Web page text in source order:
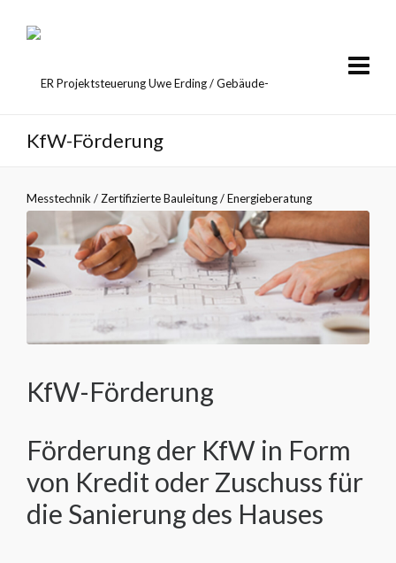
KfW-Förderung
KfW-Förderung
Förderung der KfW in Form
von Kredit oder Zuschuss für
die Sanierung des Hauses